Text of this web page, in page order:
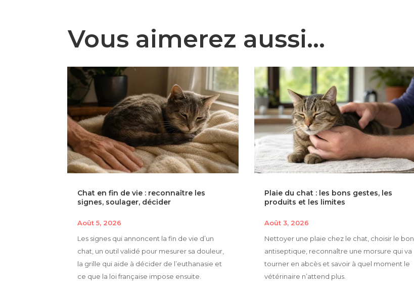
Vous aimerez aussi…
Chat en fin de vie : reconnaître les
signes, soulager, décider
Août 5, 2026
Les signes qui annoncent la fin de vie d’un
chat, un outil validé pour mesurer sa douleur,
la grille qui aide à décider de l’euthanasie et
ce que la loi française impose ensuite.
Plaie du chat : les bons gestes, les
produits et les limites
Août 3, 2026
Nettoyer une plaie chez le chat, choisir le bon
antiseptique, reconnaître une morsure qui va
tourner en abcès et savoir à quel moment le
vétérinaire n’attend plus.